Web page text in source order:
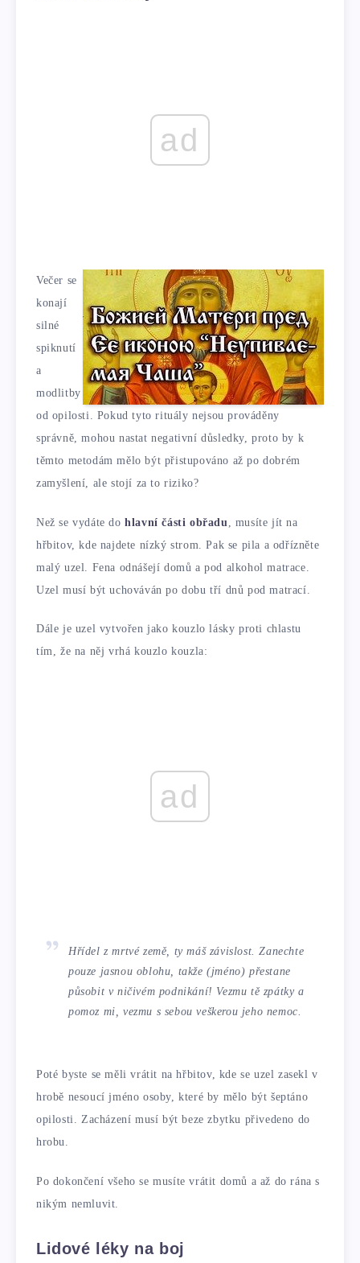
ad
Večer se
konají
silné
spiknutí
a
modlitby
od opilosti. Pokud tyto rituály nejsou prováděny
správně, mohou nastat negativní důsledky, proto by k
těmto metodám mělo být přistupováno až po dobrém
zamyšlení, ale stojí za to riziko?
Než se vydáte dohlavní části obřadu
, musíte jít na
hřbitov, kde najdete nízký strom. Pak se pila a odřízněte
malý uzel. Fena odnášejí domů a pod alkohol matrace.
Uzel musí být uchováván po dobu tří dnů pod matrací.
Dále je uzel vytvořen jako kouzlo lásky proti chlastu
tím, že na něj vrhá kouzlo kouzla:
ad
Hřídel z mrtvé země, ty máš závislost. Zanechte
pouze jasnou oblohu, takže (jméno) přestane
působit v ničivém podnikání! Vezmu tě zpátky a
pomoz mi, vezmu s sebou veškerou jeho nemoc.
Poté byste se měli vrátit na hřbitov, kde se uzel zasekl v
hrobě nesoucí jméno osoby, které by mělo být šeptáno
opilosti. Zacházení musí být beze zbytku přivedeno do
hrobu.
Po dokončení všeho se musíte vrátit domů a až do rána s
nikým nemluvit.
Lidové léky na boj